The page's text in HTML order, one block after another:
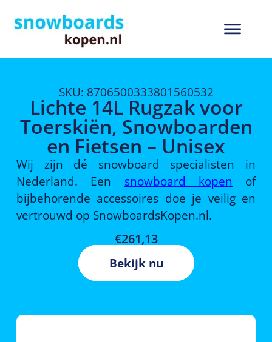
SKU: 8706500333801560532
Lichte 14L Rugzak voor
Toerskiën, Snowboarden
en Fietsen – Unisex
Wij zijn dé snowboard specialisten in
Nederland. Een snowboard kopen of
bijbehorende accessoires doe je veilig en
vertrouwd op SnowboardsKopen.nl.
€261,13
Bekijk nu